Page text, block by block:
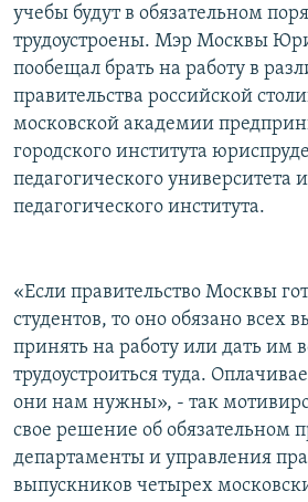
учебы будут в обязательном
трудоустроены. Мэр Москвы
пообещал брать на работу в
правительства российской
московской академии
городского института
педагогического университета
педагогического института.
«Если правительство Москвы
студентов, то оно обязано всех
принять на работу или дать им
трудоустроиться туда.
они нам нужны», - так
свое решение об обязательном
департаменты и управления
выпускников четырех